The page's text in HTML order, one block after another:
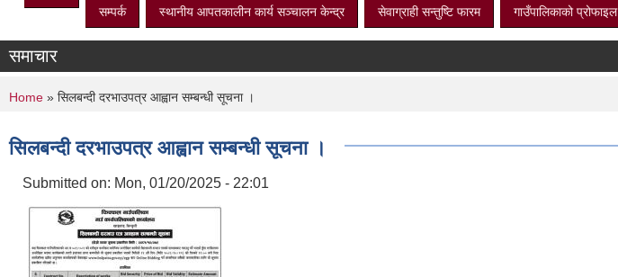
सम्पर्क स्थानीय आपतकालीन कार्य सञ्‍चालन केन्द्र सेवाग्राही सन्तुष्टि फारम गाउँपालिकाको प्रोफाइल
समाचार
You are here
Home » सिलबन्दी दरभाउपत्र आह्वान सम्बन्धी सूचना ।
सिलबन्दी दरभाउपत्र आह्वान सम्बन्धी सूचना ।
Submitted on: Mon, 01/20/2025 - 22:01